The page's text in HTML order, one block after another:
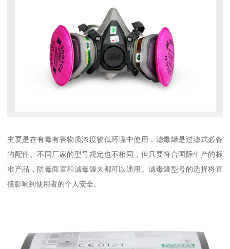
主要是在有毒有害物质浓度较低环境中使用，滤毒罐是过滤式必备
的配件。不同厂家的型号规定也不相同，但只要符合国际生产的标
准产品，防毒面罩和滤毒罐大都可以通用。滤毒罐型号的选择将直
接影响到使用者的个人安全。